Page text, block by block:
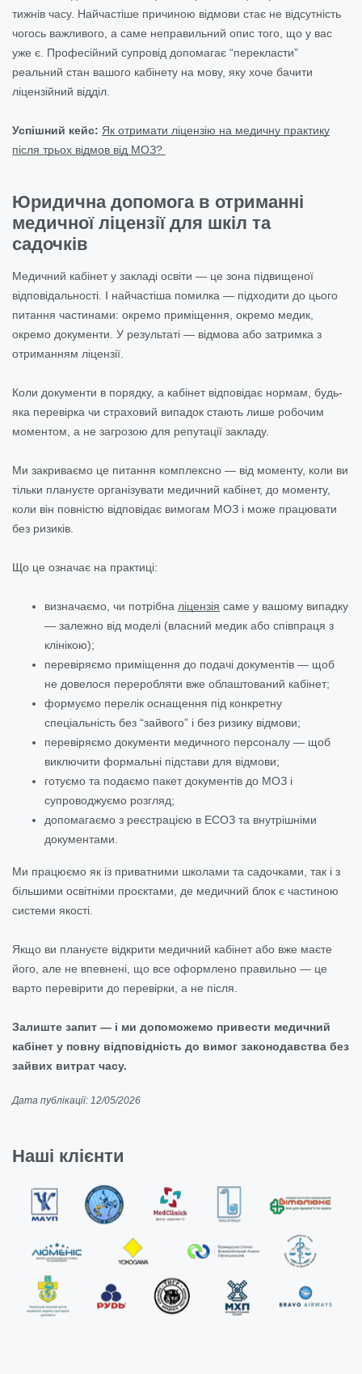
тижнів часу. Найчастіше причиною відмови стає не відсутність
чогось важливого, а саме неправильний опис того, що у вас
уже є. Професійний супровід допомагає “перекласти”
реальний стан вашого кабінету на мову, яку хоче бачити
ліцензійний відділ.
Успішний кейс: Як отримати ліцензію на медичну практику
після трьох відмов від МОЗ?
Юридична допомога в отриманні
медичної ліцензії для шкіл та
садочків
Медичний кабінет у закладі освіти — це зона підвищеної
відповідальності. І найчастіша помилка — підходити до цього
питання частинами: окремо приміщення, окремо медик,
окремо документи. У результаті — відмова або затримка з
отриманням ліцензії.
Коли документи в порядку, а кабінет відповідає нормам, будь-
яка перевірка чи страховий випадок стають лише робочим
моментом, а не загрозою для репутації закладу.
Ми закриваємо це питання комплексно — від моменту, коли ви
тільки плануєте організувати медичний кабінет, до моменту,
коли він повністю відповідає вимогам МОЗ і може працювати
без ризиків.
Що це означає на практиці:
визначаємо, чи потрібна ліцензія саме у вашому випадку
— залежно від моделі (власний медик або співпраця з
клінікою);
перевіряємо приміщення до подачі документів — щоб
не довелося переробляти вже облаштований кабінет;
формуємо перелік оснащення під конкретну
спеціальність без “зайвого” і без ризику відмови;
перевіряємо документи медичного персоналу — щоб
виключити формальні підстави для відмови;
готуємо та подаємо пакет документів до МОЗ і
супроводжуємо розгляд;
допомагаємо з реєстрацією в ЕСОЗ та внутрішніми
документами.
Ми працюємо як із приватними школами та садочками, так і з
більшими освітніми проєктами, де медичний блок є частиною
системи якості.
Якщо ви плануєте відкрити медичний кабінет або вже маєте
його, але не впевнені, що все оформлено правильно — це
варто перевірити до перевірки, а не після.
Залиште запит — і ми допоможемо привести медичний
кабінет у повну відповідність до вимог законодавства без
зайвих витрат часу.
Дата публікації: 12/05/2026
Наші клієнти